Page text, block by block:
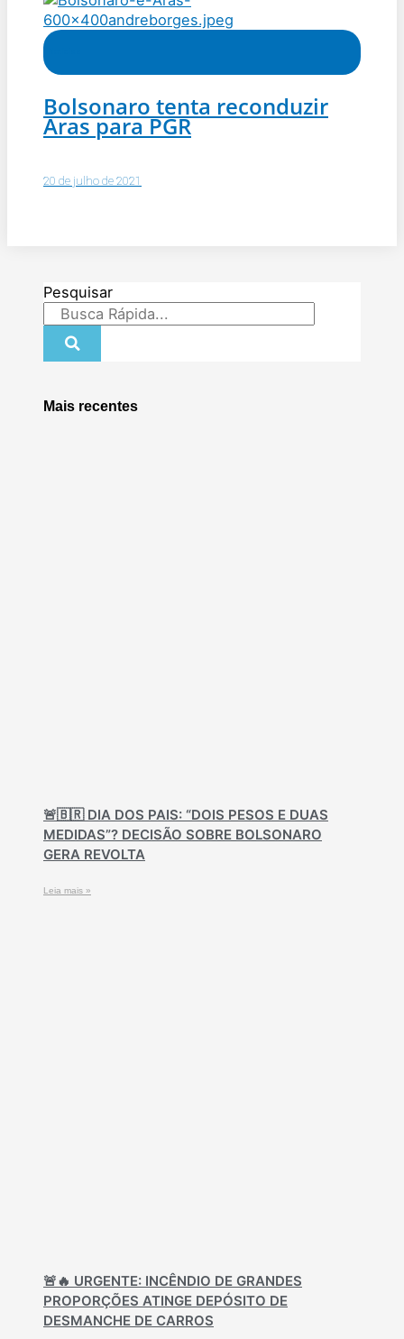
Bolsonaro tenta reconduzir
Aras para PGR
20 de julho de 2021
Pesquisar
Mais recentes
🚨🇧🇷 DIA DOS PAIS: “DOIS PESOS E DUAS
MEDIDAS”? DECISÃO SOBRE BOLSONARO
GERA REVOLTA
Leia mais »
🚨🔥 URGENTE: INCÊNDIO DE GRANDES
PROPORÇÕES ATINGE DEPÓSITO DE
DESMANCHE DE CARROS